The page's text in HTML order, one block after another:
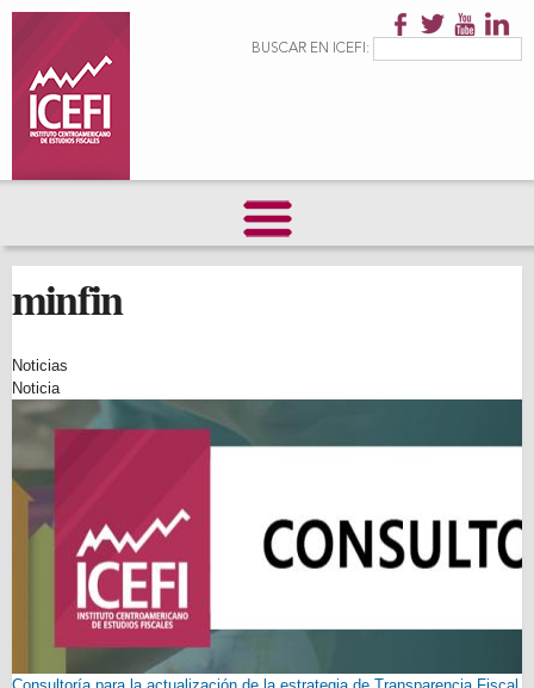
principalFormulario de
BUSCAR EN ICEFI:
minfin
Noticias
Noticia